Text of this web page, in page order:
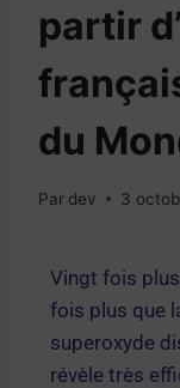
partir
du
Par dev 3
Vingt fois
fois plus que
superoxyde
révèle très